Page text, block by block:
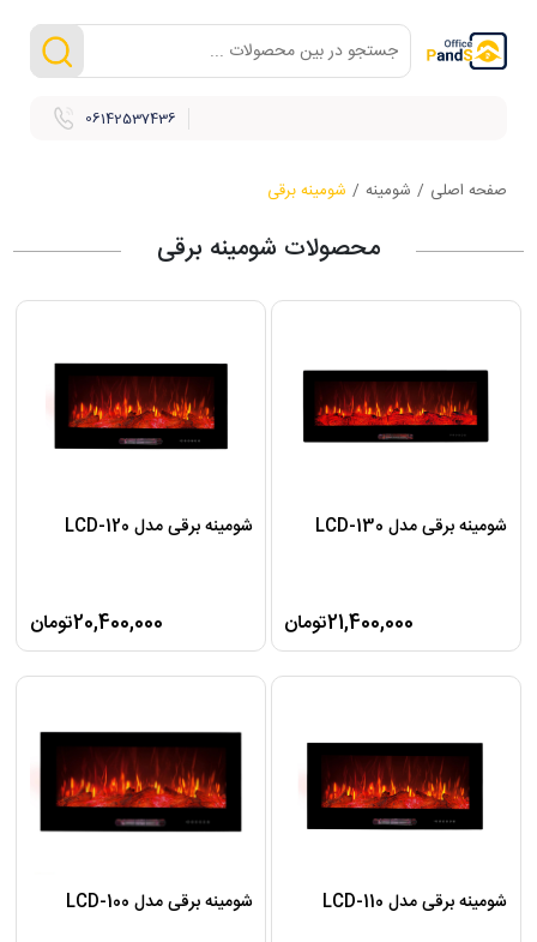
06142537436
صفحه اصلی / شومینه / شومینه برقی
محصولات شومینه برقی
شومینه برقی مدل LCD-130
21,400,000تومان
شومینه برقی مدل LCD-120
20,400,000تومان
شومینه برقی مدل LCD-110 شومینه برقی مدل LCD-100